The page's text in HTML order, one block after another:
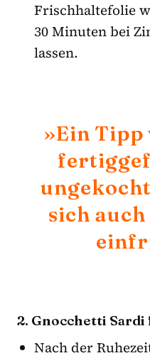
Frischhaltefolie
30 Minuten bei
lassen.
»Ein Tipp
sich
2. Gnocchetti
Nach der